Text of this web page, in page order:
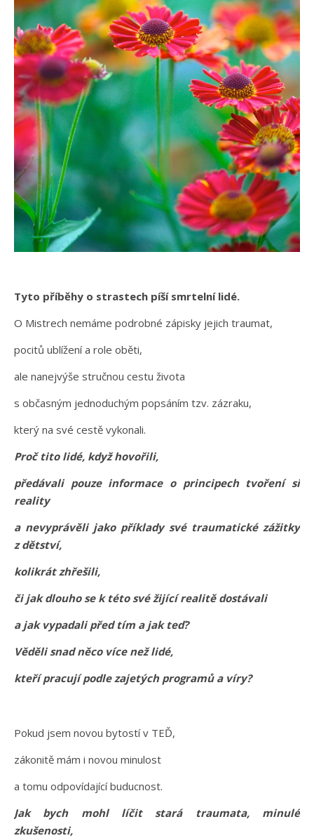
Tyto příběhy o strastech píší smrtelní lidé.
O Mistrech nemáme podrobné zápisky jejich traumat,
pocitů ublížení a role oběti,
ale nanejvýše stručnou cestu života
s občasným jednoduchým popsáním tzv. zázraku,
který na své cestě vykonali.
Proč tito lidé, když hovořili,
předávali pouze informace o principech tvoření si
reality
a nevyprávěli jako příklady své traumatické zážitky
z dětství,
kolikrát zhřešili,
či jak dlouho se k této své žijící realitě dostávali
a jak vypadali před tím a jak teď?
Věděli snad něco více než lidé,
kteří pracují podle zajetých programů a víry?
Pokud jsem novou bytostí v TEĎ,
zákonitě mám i novou minulost
a tomu odpovídající buducnost.
Jak bych mohl líčit stará traumata, minulé
zkušenosti,